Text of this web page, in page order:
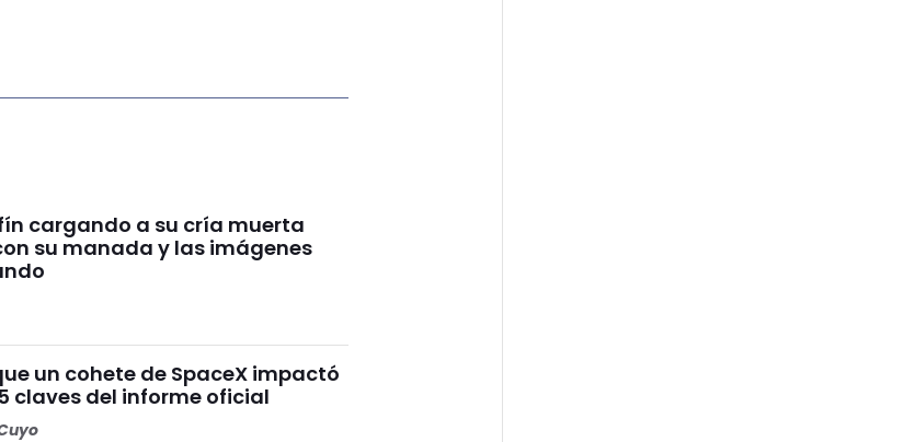
cargando a su cría muerta
su manada y las imágenes
un cohete de SpaceX impactó
claves del informe oficial